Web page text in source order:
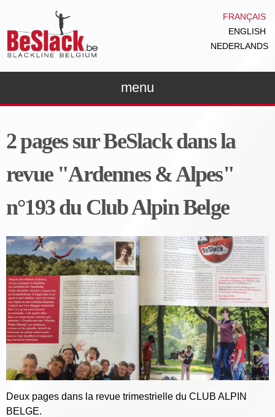
FRANÇAIS
ENGLISH
NEDERLANDS
menu
2 pages sur BeSlack dans la
revue "Ardennes & Alpes"
n°193 du Club Alpin Belge
Deux pages dans la revue trimestrielle du CLUB ALPIN
BELGE.